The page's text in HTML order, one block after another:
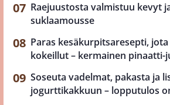
Raejuustosta valmistuu kevyt
suklaamousse
Paras kesäkurpitsaresepti,
kokeillut – kermainen pinaatti-
Soseuta vadelmat, pakasta ja
jogurttikakkuun – lopputulos